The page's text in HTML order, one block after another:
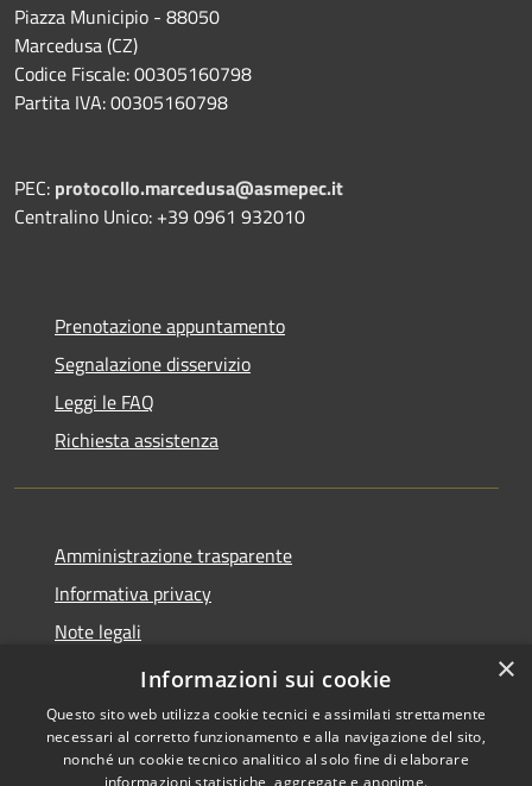
Piazza Municipio - 88050
Marcedusa (CZ)
Codice Fiscale: 00305160798
Partita IVA: 00305160798
PEC: protocollo.marcedusa@asmepec.it
Centralino Unico: +39 0961 932010
Prenotazione appuntamento
Segnalazione disservizio
Leggi le FAQ
Richiesta assistenza
Amministrazione trasparente
Informativa privacy
Note legali
Dichiarazione di accessibilità
×
Informazioni sui cookie
Questo sito web utilizza cookie tecnici e assimilati strettamente
necessari al corretto funzionamento e alla navigazione del sito,
nonché un cookie tecnico analitico al solo fine di elaborare
informazioni statistiche, aggregate e anonime.